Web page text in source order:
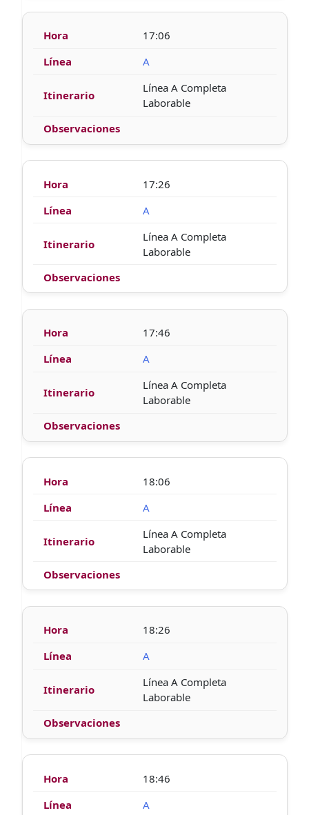
17:06
A
Línea A Completa
Laborable
17:26
A
Línea A Completa
Laborable
17:46
A
Línea A Completa
Laborable
18:06
A
Línea A Completa
Laborable
18:26
A
Línea A Completa
Laborable
18:46
A